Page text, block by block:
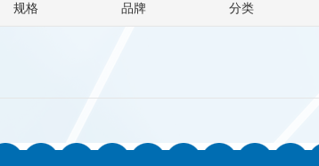
ChemPep Eagle Biosciences
Abnova Active Motif
规格 品牌 分类